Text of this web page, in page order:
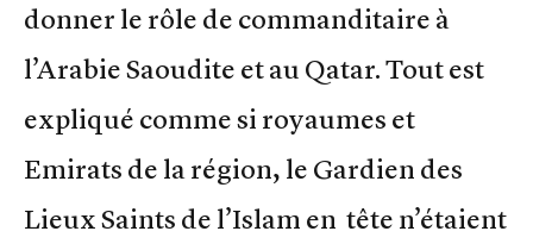
donner le rôle de commanditaire à
l’Arabie Saoudite et au Qatar. Tout est
expliqué comme si royaumes et
Emirats de la région, le Gardien des
Lieux Saints de l’Islam en tête n’étaient